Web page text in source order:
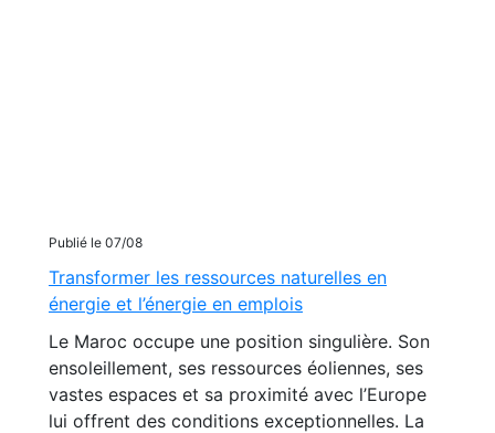
Publié le 07/08
Transformer les ressources naturelles en
énergie et l’énergie en emplois
Le Maroc occupe une position singulière. Son
ensoleillement, ses ressources éoliennes, ses
vastes espaces et sa proximité avec l’Europe
lui offrent des conditions exceptionnelles. La